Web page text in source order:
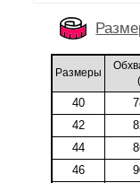
Размеры
40
42
44
46